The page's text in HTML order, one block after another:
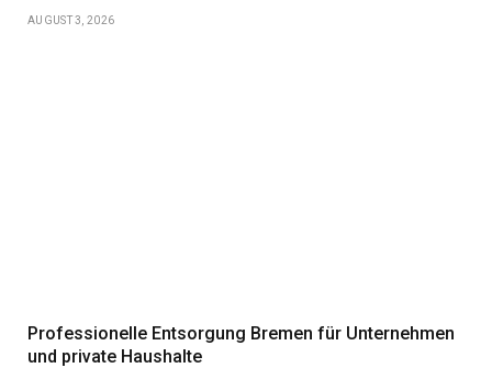
AUGUST 3, 2026
Professionelle Entsorgung Bremen für Unternehmen
und private Haushalte